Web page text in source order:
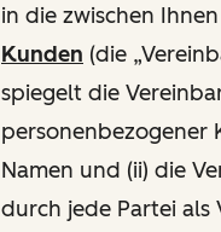
in die zwischen
Kunden (die
spiegelt die
personenbezogener
Namen und (ii) die
durch jede Partei